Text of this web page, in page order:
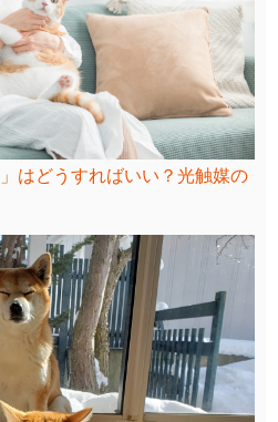
はどうすればいい？光触媒の